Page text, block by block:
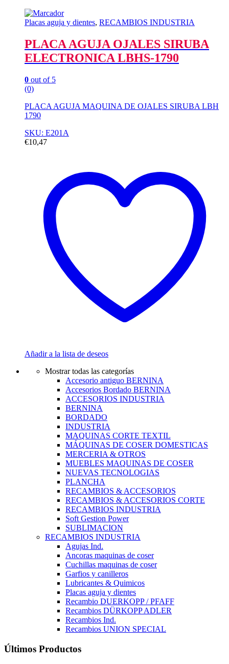
Placas aguja y dientes, RECAMBIOS INDUSTRIA
PLACA AGUJA OJALES SIRUBA
ELECTRONICA LBHS-1790
0 out of 5
(0)
PLACA AGUJA MAQUINA DE OJALES SIRUBA LBH
1790
SKU: E201A
€10,47
Añadir a la lista de deseos
Mostrar todas las categorías
Accesorio antiguo BERNINA
Accesorios Bordado BERNINA
ACCESORIOS INDUSTRIA
BERNINA
BORDADO
INDUSTRIA
MAQUINAS CORTE TEXTIL
MÁQUINAS DE COSER DOMESTICAS
MERCERIA & OTROS
MUEBLES MAQUINAS DE COSER
NUEVAS TECNOLOGIAS
PLANCHA
RECAMBIOS & ACCESORIOS
RECAMBIOS & ACCESORIOS CORTE
RECAMBIOS INDUSTRIA
Soft Gestion Power
SUBLIMACION
RECAMBIOS INDUSTRIA
Agujas Ind.
Ancoras maquinas de coser
Cuchillas maquinas de coser
Garfios y canilleros
Lubricantes & Quimicos
Placas aguja y dientes
Recambio DUERKOPP / PFAFF
Recambios DÜRKOPP ADLER
Recambios Ind.
Recambios UNION SPECIAL
Últimos Productos